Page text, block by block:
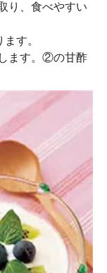
り、食べやすい
す。
ます。②の甘酢